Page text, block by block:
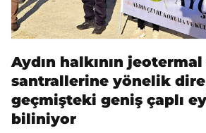
Aydın halkının
santrallerine yönelik
geçmişteki geniş çaplı
biliniyor